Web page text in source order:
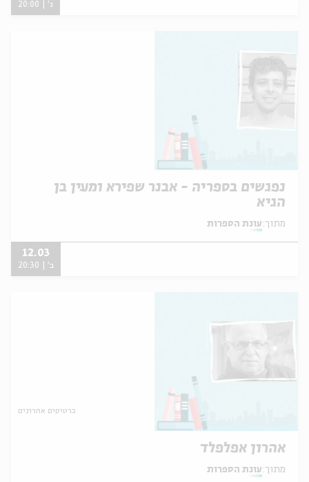
ג' | 20:00
נפגשים בספריה - אבנר שפירא ומעין בן
הגיא
מתוך: עונת הספרות
12.03
ב' | 20:30
כרטיסים אחרונים
אהרון אפלפלד
מתוך: עונת הספרות